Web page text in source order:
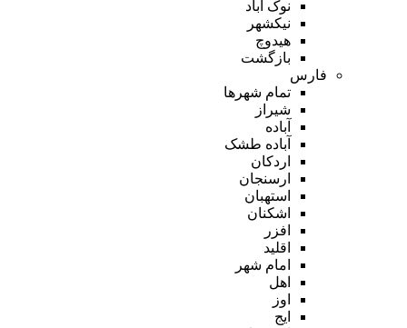
نوک آباد
نیکشهر
هیدوچ
بازگشت
فارس
تمام شهر‌ها
شیراز
آباده
آباده طشک
اردکان
ارسنجان
استهبان
اشکنان
افزر
اقلید
امام شهر
اهل
اوز
ایج